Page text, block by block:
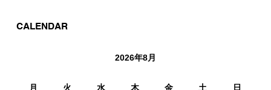
CALENDAR
2026年8月
月 火 水 木 金 土 日